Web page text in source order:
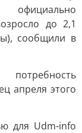
до 2,1
сообщили в
апреля этого
для Udm-info